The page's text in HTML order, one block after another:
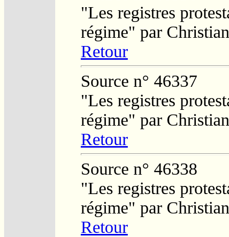
"Les registres
régime" par
Retour
Source n° 46337
"Les registres
régime" par
Retour
Source n° 46338
"Les registres
régime" par
Retour